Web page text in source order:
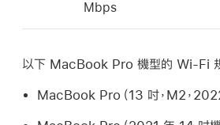
Mbps
以下 MacBook Pro 機型的 Wi-Fi
MacBook Pro （13 吋，M2，